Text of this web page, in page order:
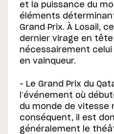
et la puissance du
éléments
Grand Prix. À Losail,
dernier virage en tête
nécessairement celui
en vainqueur.
– Le Grand Prix du
l’événement où
du monde de vitesse
conséquent, il est
généralement le